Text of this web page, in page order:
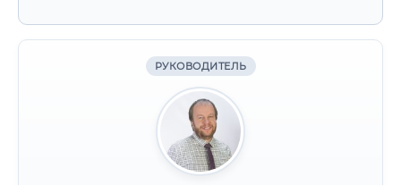
РУКОВОДИТЕЛЬ